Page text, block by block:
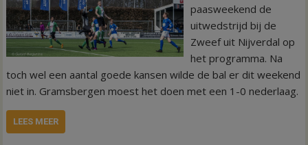
paasweekend de
uitwedstrijd bij de
Zweef uit Nijverdal op
het programma. Na
toch wel een aantal goede kansen wilde de bal er dit weekend
niet in. Gramsbergen moest het doen met een 1-0 nederlaag.
LEES MEER